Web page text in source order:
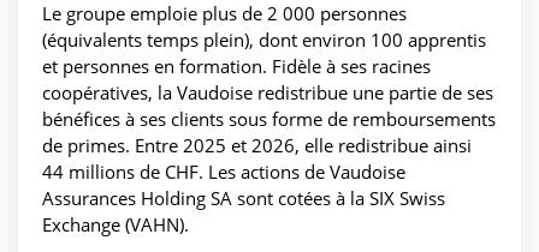
Le groupe emploie plus de 2 000 personnes
(équivalents temps plein), dont environ 100 apprentis
et personnes en formation. Fidèle à ses racines
coopératives, la Vaudoise redistribue une partie de ses
bénéfices à ses clients sous forme de remboursements
de primes. Entre 2025 et 2026, elle redistribue ainsi
44 millions de CHF. Les actions de Vaudoise
Assurances Holding SA sont cotées à la SIX Swiss
Exchange (VAHN).